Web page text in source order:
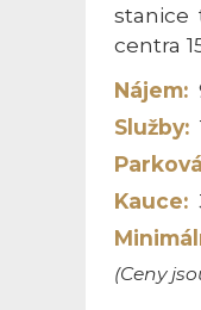
stanice
centra
Nájem:
Služby:
Kauce:
(Ceny